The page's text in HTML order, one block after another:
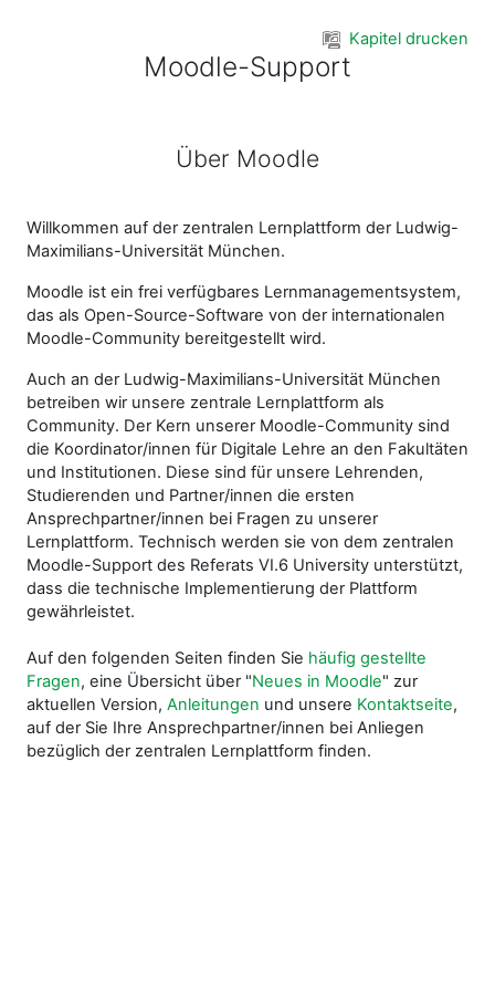
Kapitel drucken
Moodle-Support
Über Moodle
Willkommen auf der zentralen Lernplattform der Ludwig-
Maximilians-Universität München.
Moodle ist ein frei verfügbares Lernmanagementsystem,
das als Open-Source-Software von der internationalen
Moodle-Community bereitgestellt wird.
Auch an der Ludwig-Maximilians-Universität München
betreiben wir unsere zentrale Lernplattform als
Community. Der Kern unserer Moodle-Community sind
die Koordinator/innen für Digitale Lehre an den Fakultäten
und Institutionen. Diese sind für unsere Lehrenden,
Studierenden und Partner/innen die ersten
Ansprechpartner/innen bei Fragen zu unserer
Lernplattform. Technisch werden sie von dem zentralen
Moodle-Support des Referats VI.6 University unterstützt,
dass die technische Implementierung der Plattform
gewährleistet.
Auf den folgenden Seiten finden Sie häufig gestellte
Fragen, eine Übersicht über "Neues in Moodle" zur
aktuellen Version, Anleitungen und unsere Kontaktseite,
auf der Sie Ihre Ansprechpartner/innen bei Anliegen
bezüglich der zentralen Lernplattform finden.